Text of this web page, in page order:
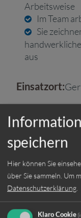
Arbeitsweise
Im Team
Sie
aus
Einsatzort:
Jetzt
speichern
Hier können Sie
über Sie sammeln. Um
Datenschutzerklärung.
Klaro Cookie